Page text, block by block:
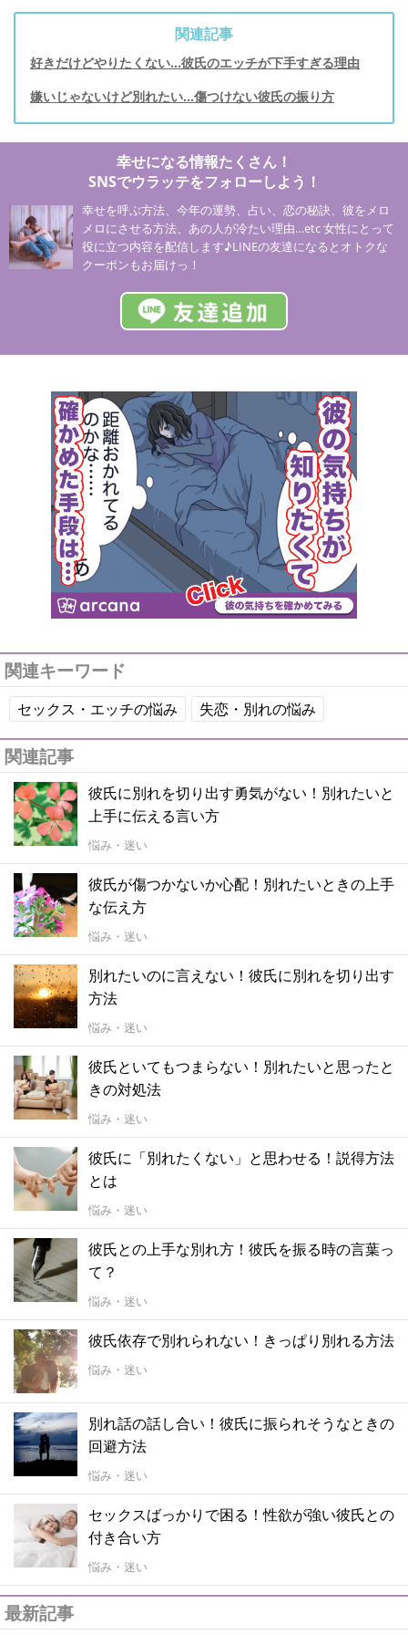
関連記事
好きだけどやりたくない…彼氏のエッチが下手すぎる理由
嫌いじゃないけど別れたい…傷つけない彼氏の振り方
幸せになる情報たくさん！
SNSでウラッテをフォローしよう！
幸せを呼ぶ方法、今年の運勢、占い、恋の秘訣、彼をメロ
メロにさせる方法、あの人が冷たい理由…etc 女性にとって
役に立つ内容を配信します♪LINEの友達になるとオトクな
クーポンもお届けっ！
関連キーワード
セックス・エッチの悩み 失恋・別れの悩み
関連記事
彼氏に別れを切り出す勇気がない！別れたいと
上手に伝える言い方
悩み・迷い
彼氏が傷つかないか心配！別れたいときの上手
な伝え方
悩み・迷い
別れたいのに言えない！彼氏に別れを切り出す
方法
悩み・迷い
彼氏といてもつまらない！別れたいと思ったと
きの対処法
悩み・迷い
彼氏に「別れたくない」と思わせる！説得方法
とは
悩み・迷い
彼氏との上手な別れ方！彼氏を振る時の言葉っ
て？
悩み・迷い
彼氏依存で別れられない！きっぱり別れる方法
悩み・迷い
別れ話の話し合い！彼氏に振られそうなときの
回避方法
悩み・迷い
セックスばっかりで困る！性欲が強い彼氏との
付き合い方
悩み・迷い
最新記事